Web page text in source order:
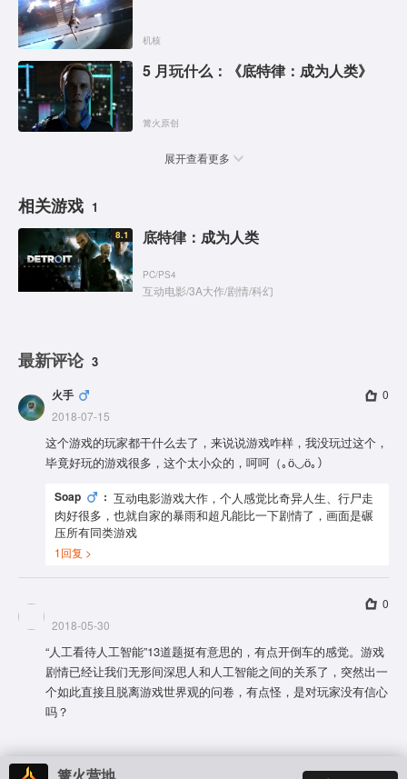
篝火营地
机核
5 月玩什么：《底特律：成为人类》
篝火原创
展开查看更多
相关游戏 1
8.1 底特律：成为人类
PC/PS4
互动电影/3A大作/剧情/科幻
最新评论 3
火手
2018-07-15
0
这个游戏的玩家都干什么去了，来说说游戏咋样，我没玩过这个，
毕竟好玩的游戏很多，这个太小众的，呵呵（｡ӧ◡ӧ｡）
Soap : 互动电影游戏大作，个人感觉比奇异人生、行尸走
肉好很多，也就自家的暴雨和超凡能比一下剧情了，画面是碾
压所有同类游戏
1回复 >
2018-05-30
0
“人工看待人工智能”13道题挺有意思的，有点开倒车的感觉。游戏
剧情已经让我们无形间深思人和人工智能之间的关系了，突然出一
个如此直接且脱离游戏世界观的问卷，有点怪，是对玩家没有信心
吗？